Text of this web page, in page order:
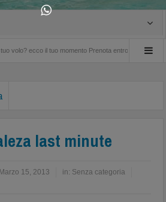
il tuo momento Prenota entro il 25 Settembre
last minute
Marzo 15, 2013 in: Senza categoria